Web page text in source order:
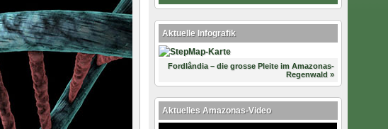
Aktuelle Infografik
Fordlândia – die grosse Pleite im Amazonas-
Regenwald »
Aktuelles Amazonas-Video